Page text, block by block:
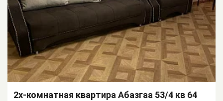
2х-комнатная квартира Абазгаа 53/4 кв 64